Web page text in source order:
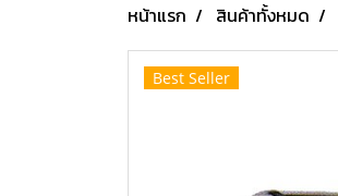
หน้าแรก สินค้าทั้งหมด
Best Seller